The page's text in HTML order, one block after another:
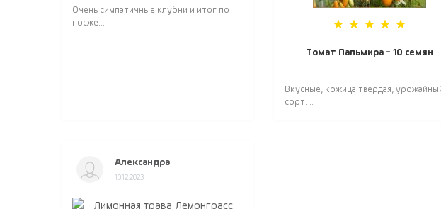
Очень симпатичные клубни и итог по
посже...
Томат Пальмира - 10 семян
Вкусные, кожица твердая,
сорт. ..
Александра
10.12.2023